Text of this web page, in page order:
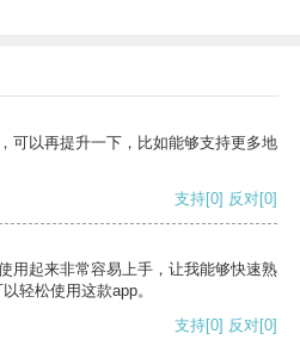
可以再提升一下，比如能够支持更多地
支持[0] 反对[0]
用起来非常容易上手，让我能够快速熟
轻松使用这款app。
支持[0] 反对[0]